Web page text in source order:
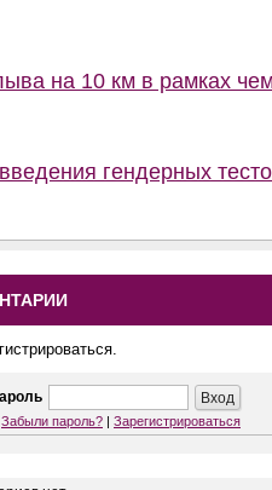
на 10 км в рамках
гендерных
Забыли пароль? | Зарегистрироваться